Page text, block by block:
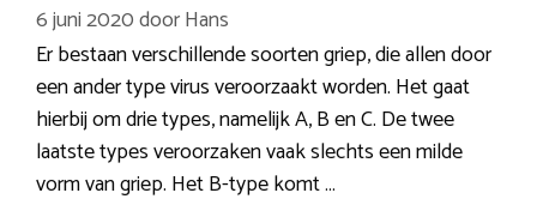
6 juni 2020doorHans
Er bestaan verschillende soorten griep, die allen door
een ander type virus veroorzaakt worden. Het gaat
hierbij om drie types, namelijk A, B en C. De twee
laatste types veroorzaken vaak slechts een milde
vorm van griep. Het B-type komt …